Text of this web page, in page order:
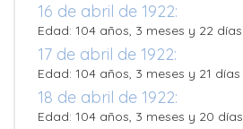
16 de abril de 1922:
Edad: 104 años, 3 meses y 22 días
17 de abril de 1922:
Edad: 104 años, 3 meses y 21 días
18 de abril de 1922:
Edad: 104 años, 3 meses y 20 días